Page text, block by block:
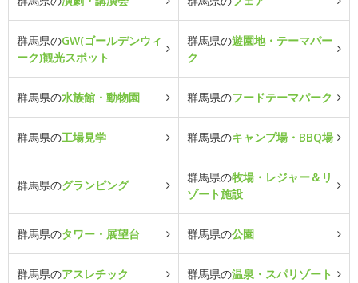
群馬県のGW(ゴールデンウィ
ーク)観光スポット
群馬県の遊園地・テーマパー
ク
群馬県の水族館・動物園 群馬県のフードテーマパーク
群馬県の工場見学 群馬県のキャンプ場・BBQ場
群馬県のグランピング
群馬県の牧場・レジャー＆リ
ゾート施設
群馬県のタワー・展望台 群馬県の公園
群馬県のアスレチック 群馬県の温泉・スパリゾート